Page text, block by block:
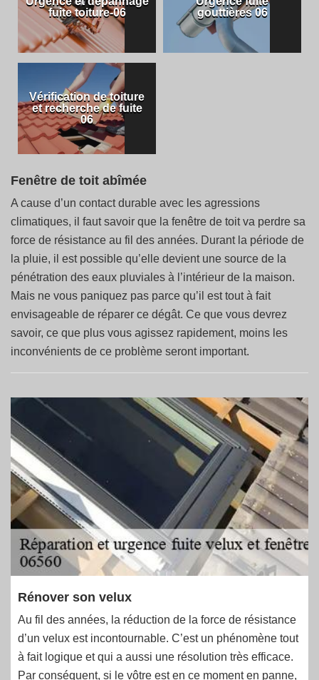
fuite toiture-06
gouttières 06
Vérification de toiture
et recherche de fuite
06
Fenêtre de toit abîmée
A cause d’un contact durable avec les agressions
climatiques, il faut savoir que la fenêtre de toit va perdre sa
force de résistance au fil des années. Durant la période de
la pluie, il est possible qu’elle devient une source de la
pénétration des eaux pluviales à l’intérieur de la maison.
Mais ne vous paniquez pas parce qu’il est tout à fait
envisageable de réparer ce dégât. Ce que vous devrez
savoir, ce que plus vous agissez rapidement, moins les
inconvénients de ce problème seront important.
Rénover son velux
Au fil des années, la réduction de la force de résistance
d’un velux est incontournable. C’est un phénomène tout
à fait logique et qui a aussi une résolution très efficace.
Par conséquent, si le vôtre est en ce moment en panne,